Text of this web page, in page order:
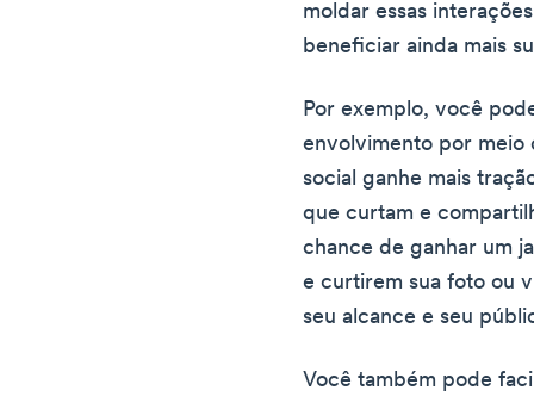
moldar essas
beneficiar ainda mais
Por exemplo, você
envolvimento por meio
social ganhe mais
que curtam e
chance de ganhar um
e curtirem sua foto ou
seu alcance e seu
Você também pode